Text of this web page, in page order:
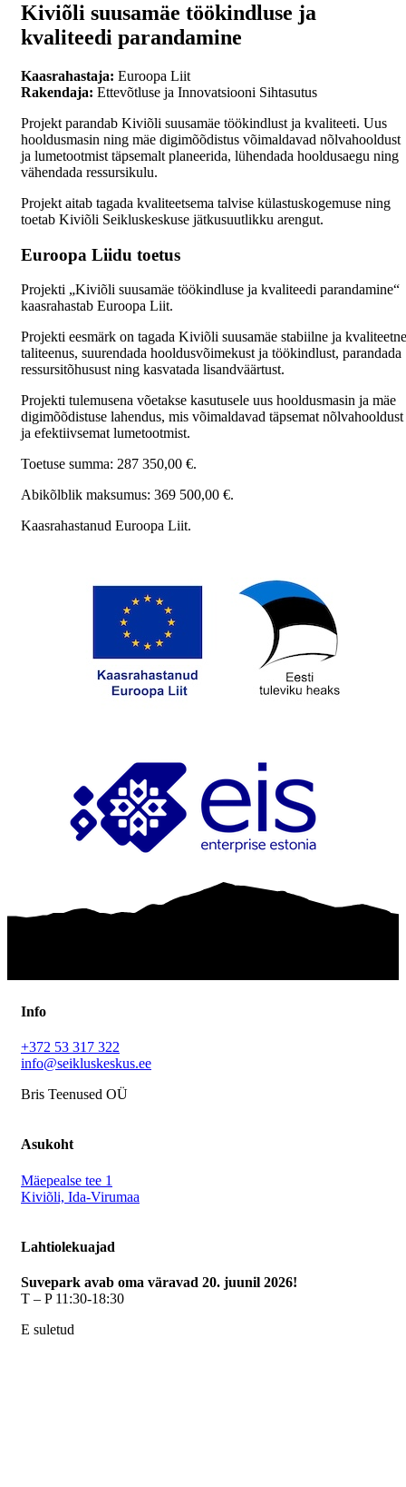
Kiviõli suusamäe töökindluse ja
kvaliteedi parandamine
Kaasrahastaja: Euroopa Liit
Rakendaja: Ettevõtluse ja Innovatsiooni Sihtasutus
Projekt parandab Kiviõli suusamäe töökindlust ja kvaliteeti. Uus
hooldusmasin ning mäe digimõõdistus võimaldavad nõlvahooldust
ja lumetootmist täpsemalt planeerida, lühendada hooldusaegu ning
vähendada ressursikulu.
Projekt aitab tagada kvaliteetsema talvise külastuskogemuse ning
toetab Kiviõli Seikluskeskuse jätkusuutlikku arengut.
Euroopa Liidu toetus
Projekti „Kiviõli suusamäe töökindluse ja kvaliteedi parandamine“
kaasrahastab Euroopa Liit.
Projekti eesmärk on tagada Kiviõli suusamäe stabiilne ja kvaliteetne
taliteenus, suurendada hooldusvõimekust ja töökindlust, parandada
ressursitõhusust ning kasvatada lisandväärtust.
Projekti tulemusena võetakse kasutusele uus hooldusmasin ja mäe
digimõõdistuse lahendus, mis võimaldavad täpsemat nõlvahooldust
ja efektiivsemat lumetootmist.
Toetuse summa: 287 350,00 €.
Abikõlblik maksumus: 369 500,00 €.
Kaasrahastanud Euroopa Liit.
Info
+372 53 317 322
info@seikluskeskus.ee
Bris Teenused OÜ
Asukoht
Mäepealse tee 1
Kiviõli, Ida-Virumaa
Lahtiolekuajad
Suvepark avab oma väravad 20. juunil 2026!
T – P 11:30-18:30
E suletud